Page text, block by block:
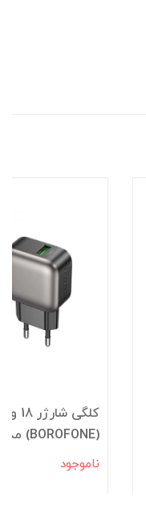
کلگی
(BOROFONE) مدل BAS52A
ناموجود